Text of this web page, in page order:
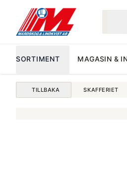
SORTIMENT MAGASIN &
TILLBAKA SKAFFERIET